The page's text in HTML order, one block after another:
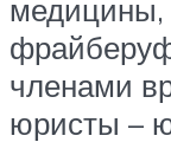
членами
юристы –